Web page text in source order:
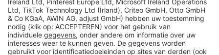
Veilig winkelen
Klantenservice